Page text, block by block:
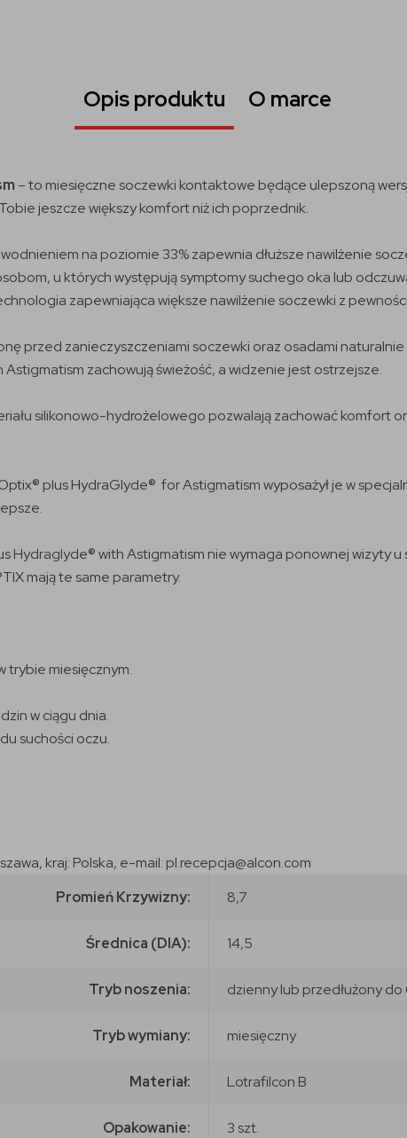
Opis produktu O marce
– to miesięczne soczewki kontaktowe będące ulepszoną
jeszcze większy komfort niż ich poprzednik.
na poziomie 33% zapewnia dłuższe nawilżenie
u których występują symptomy suchego oka lub
zapewniająca większe nawilżenie soczewki z
przed zanieczyszczeniami soczewki oraz osadami
zachowują świeżość, a widzenie jest ostrzejsze.
silikonowo-hydrożelowego pozwalają zachować komfort
plus HydraGlyde® for Astigmatism wyposażył je w
Hydraglyde® with Astigmatism nie wymaga ponownej wizyty
mają te same parametry.
trybie miesięcznym.
w ciągu dnia.
suchości oczu.
kraj: Polska, e-mail: pl.recepcja@alcon.com
Promień Krzywizny:
8,7
Średnica (DIA): 14,5
Tryb noszenia: dzienny lub przedłużony do
Tryb wymiany: miesięczny
Materiał: Lotrafilcon B
Opakowanie: 3 szt.